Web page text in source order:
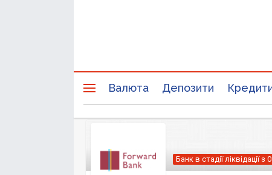
Валюта Депозити
Банк в стадії ліквідації з